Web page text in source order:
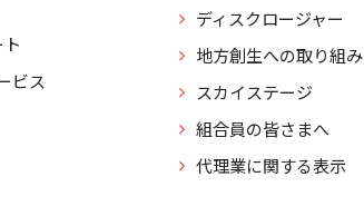
ビス
ディスクロージャー
地方創生への取り組み
スカイステージ
組合員の皆さまへ
代理業に関する表示